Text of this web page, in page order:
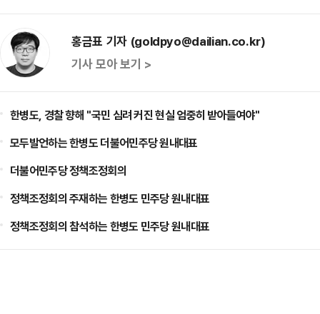
홍금표 기자 (goldpyo@dailian.co.kr)
기사 모아 보기 >
한병도, 경찰 향해 "국민 심려 커진 현실 엄중히 받아들여야"
모두발언하는 한병도 더불어민주당 원내대표
더불어민주당 정책조정회의
정책조정회의 주재하는 한병도 민주당 원내대표
정책조정회의 참석하는 한병도 민주당 원내대표